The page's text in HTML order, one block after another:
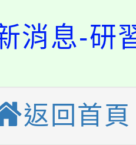
市運動會8/
泳池舉行。
入戶享有免
，詳情可洽有
研習
教育及科技
活教案入校路
消息-研
返回首頁